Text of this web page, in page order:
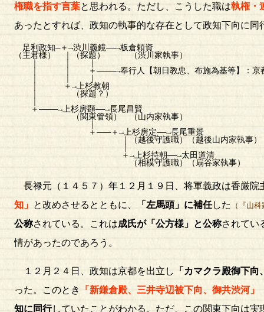
権職を指す言葉と思われる。ただし、こうした職は執権・
あったとすれば、政知の執事的な存在として政知下向に同
足利政知―＋→渋川義鏡――→板倉頼資
（主君様） ｜（探題） （渋川家執事）
｜ ｜ ｜
｜ ｜ ＋――――→奉行人【朝日教忠、布施為基等】：京都
｜ ｜ ｜
｜ ＋→上杉教朝
｜ （探題？）
｜
＋――――→上杉房顕――→長尾昌賢
（関東管領） （山内家執事）
＋―――＋→上杉房定――→長尾重景
｜（越後守護職）（越後山内家執事）
｜
＋→上杉持朝――→太田道清
（相模守護職）（扇谷家執事）
長禄元（１４５７）年１２月１９日、将軍義政は香厳院
知」 と改めさせるとともに、 「左馬頭」に補任した （『山
公称されている。これは成氏が「公方様」と公称されてい
情があったのであろう。
１２月２４日、政知は京都を出立し
「カマクラ殿御下
った。このとき
「新鎌倉殿、三井寺辺被下向、御共渋河」
知に同行していたことがわかる。ただ、この関東下向は